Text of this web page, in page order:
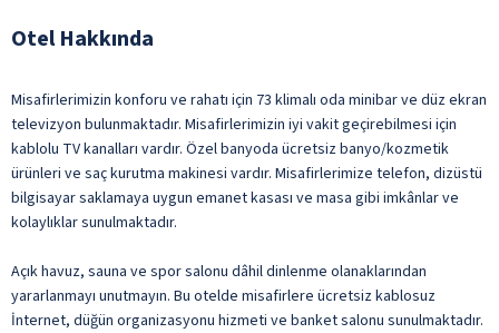
Otel Hakkında
Misafirlerimizin konforu ve rahatı için 73 klimalı oda minibar ve düz ekran
televizyon bulunmaktadır. Misafirlerimizin iyi vakit geçirebilmesi için
kablolu TV kanalları vardır. Özel banyoda ücretsiz banyo/kozmetik
ürünleri ve saç kurutma makinesi vardır. Misafirlerimize telefon, dizüstü
bilgisayar saklamaya uygun emanet kasası ve masa gibi imkânlar ve
kolaylıklar sunulmaktadır.
Açık havuz, sauna ve spor salonu dâhil dinlenme olanaklarından
yararlanmayı unutmayın. Bu otelde misafirlere ücretsiz kablosuz
İnternet, düğün organizasyonu hizmeti ve banket salonu sunulmaktadır.